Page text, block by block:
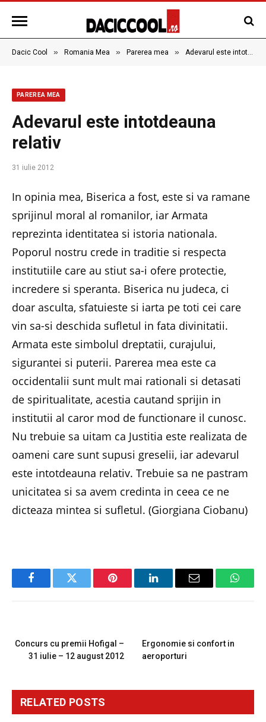
Dacic Cool » Romania Mea » Parerea mea » Adevarul este intotdeauna relativ
PAREREA MEA
Adevarul este intotdeauna
relativ
31 iulie 2012
In opinia mea, Biserica a fost, este si va ramane
sprijinul moral al romanilor, iar Armata
reprezinta identitatea si istoria nationala.
Poporul nostru crede in traditie si respecta
institutiile care au stiut sa-i ofere protectie,
incredere si speranta. Biserica nu judeca, ci
doar asculta, sfatuieste si iarta pe toti cei care
vin sa-si deschida sufletul in fata divinitatii.
Armata este simbolul dreptatii, curajului,
sigurantei si puterii. Parerea mea este ca
occidentalii sunt mult mai rationali si detasati
de spiritualitate, acestia cautand sprijin in
institutii al caror mod de functionare il cunosc.
Nu trebuie sa uitam ca Justitia este realizata de
oameni care sunt supusi greselii, iar adevarul
este intotdeauna relativ. Trebuie sa ne pastram
unicitatea si sa avem credinta in ceea ce ne
dicteaza mintea si sufletul. (Giorgiana Ciobanu)
FacebookTwitter Pinterest LinkedInEmail
Concurs cu premii Hofigal –
31 iulie – 12 august 2012
Ergonomie si confort in
aeroporturi
RELATED POSTS